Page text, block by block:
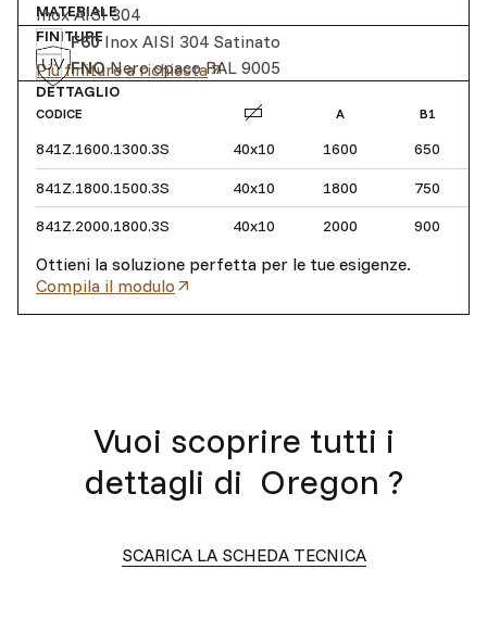
MATERIALE
Inox AISI 304
FINITURE
F60 Inox AISI 304 Satinato
FNO Nero opaco RAL 9005
Più finiture a richiesta
DETTAGLIO
CODICE A B1
841Z.1600.1300.3S 40x10 1600
650
841Z.1800.1500.3S
40x10 1800
750
841Z.2000.1800.3S
40x10 2000 900
Ottieni la soluzione perfetta per le tue esigenze.
Compila il modulo
Vuoi scoprire tutti i
dettagli di Oregon ?
SCARICA LA SCHEDA TECNICA